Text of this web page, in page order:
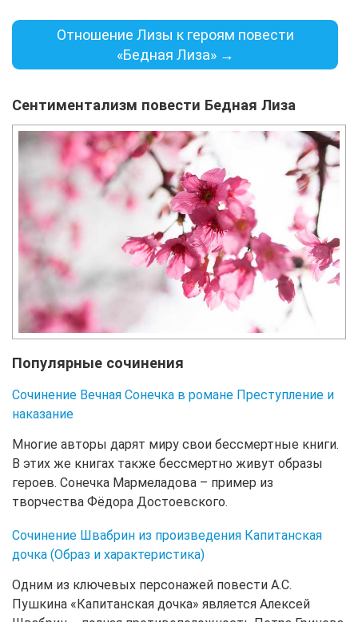
Отношение Лизы к героям повести
«Бедная Лиза» →
Сентиментализм повести Бедная Лиза
Популярные сочинения
Сочинение Вечная Сонечка в романе Преступление и
наказание
Многие авторы дарят миру свои бессмертные книги.
В этих же книгах также бессмертно живут образы
героев. Сонечка Мармеладова – пример из
творчества Фёдора Достоевского.
Сочинение Швабрин из произведения Капитанская
дочка (Образ и характеристика)
Одним из ключевых персонажей повести А.С.
Пушкина «Капитанская дочка» является Алексей